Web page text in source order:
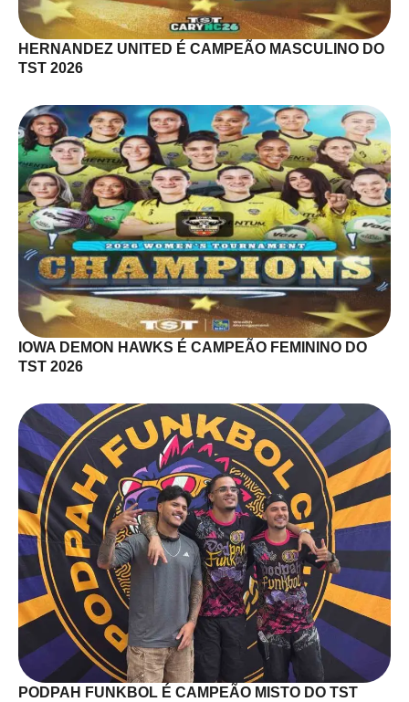
HERNANDEZ UNITED É CAMPEÃO MASCULINO DO
TST 2026
IOWA DEMON HAWKS É CAMPEÃO FEMININO DO
TST 2026
PODPAH FUNKBOL É CAMPEÃO MISTO DO TST